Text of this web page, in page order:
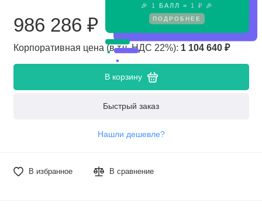
🎉
1 БАЛЛ = 1 ₽ 🎉
ПОДРОБНЕЕ
986 286 ₽
Корпоративная цена (в т.ч. НДС 22%): 1 104 640 ₽
В корзину
Быстрый заказ
Нашли дешевле?
В избранное В сравнение